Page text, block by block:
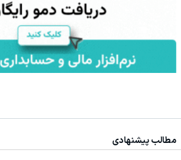
مطالب پیشنهادی